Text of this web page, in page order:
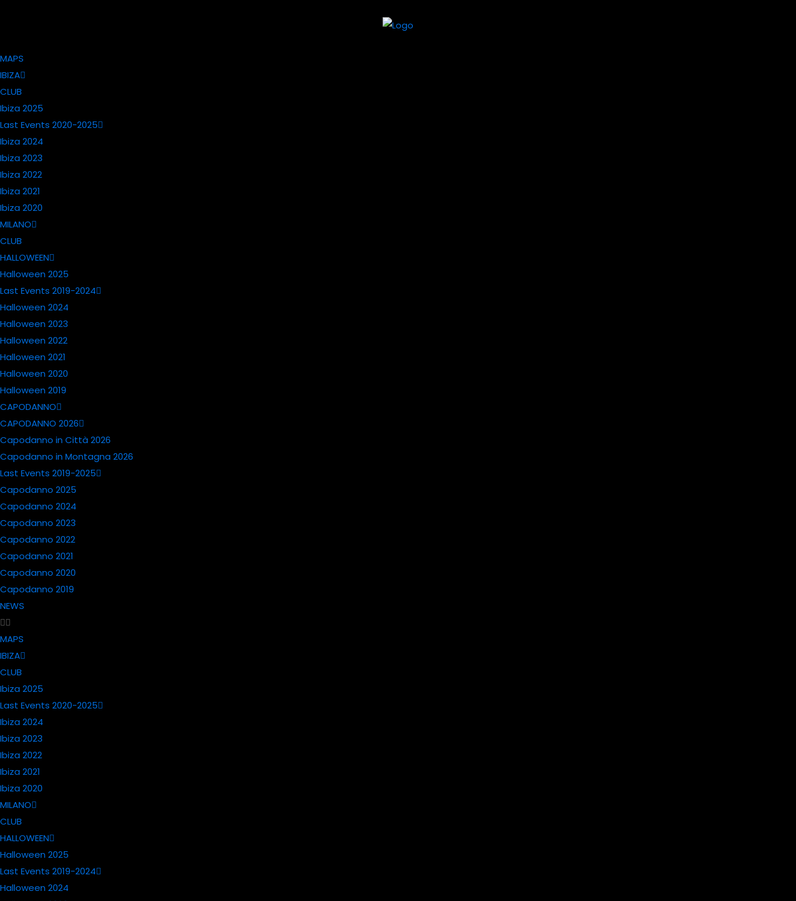
MAPS
IBIZA
CLUB
Ibiza 2025
Last Events 2020-2025
Ibiza 2024
Ibiza 2023
Ibiza 2022
Ibiza 2021
Ibiza 2020
MILANO
CLUB
HALLOWEEN
Halloween 2025
Last Events 2019-2024
Halloween 2024
Halloween 2023
Halloween 2022
Halloween 2021
Halloween 2020
Halloween 2019
CAPODANNO
CAPODANNO 2026
Capodanno in Città 2026
Capodanno in Montagna 2026
Last Events 2019-2025
Capodanno 2025
Capodanno 2024
Capodanno 2023
Capodanno 2022
Capodanno 2021
Capodanno 2020
Capodanno 2019
NEWS
MAPS
IBIZA
CLUB
Ibiza 2025
Last Events 2020-2025
Ibiza 2024
Ibiza 2023
Ibiza 2022
Ibiza 2021
Ibiza 2020
MILANO
CLUB
HALLOWEEN
Halloween 2025
Last Events 2019-2024
Halloween 2024